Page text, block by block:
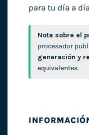
para tu día a
Nota sobre el
procesador
generación y
equivalentes.